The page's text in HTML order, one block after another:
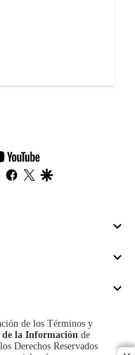
youtube-
footer
instagram
facebook
twitter
de los Términos y
la Información de
Derechos Reservados